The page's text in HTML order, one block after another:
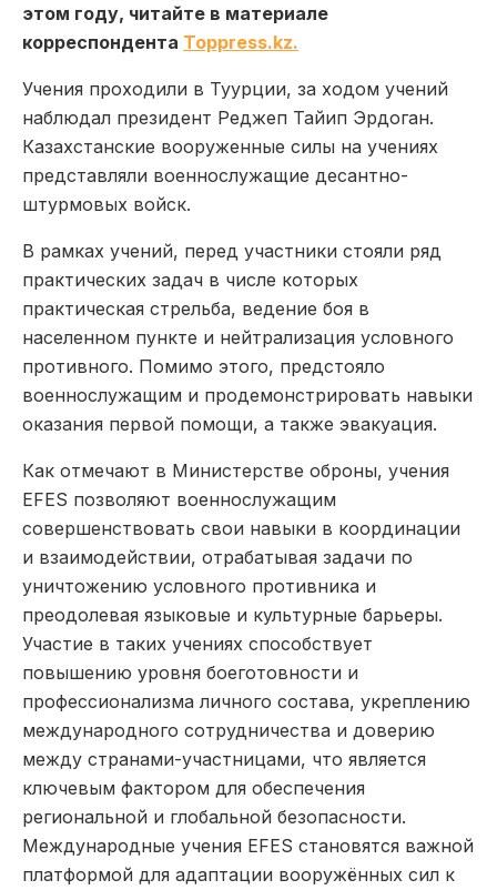
этом году, читайте в материале
корреспондента Toppress.kz.
Учения проходили в Туурции, за ходом учений
наблюдал президент Реджеп Тайип Эрдоган.
Казахстанские вооруженные силы на учениях
представляли военнослужащие десантно-
штурмовых войск.
В рамках учений, перед участники стояли ряд
практических задач в числе которых
практическая стрельба, ведение боя в
населенном пункте и нейтрализация условного
противного. Помимо этого, предстояло
военнослужащим и продемонстрировать навыки
оказания первой помощи, а также эвакуация.
Как отмечают в Министерстве оброны, учения
EFES позволяют военнослужащим
совершенствовать свои навыки в координации
и взаимодействии, отрабатывая задачи по
уничтожению условного противника и
преодолевая языковые и культурные барьеры.
Участие в таких учениях способствует
повышению уровня боеготовности и
профессионализма личного состава, укреплению
международного сотрудничества и доверию
между странами-участницами, что является
ключевым фактором для обеспечения
региональной и глобальной безопасности.
Международные учения EFES становятся важной
платформой для адаптации вооружённых сил к